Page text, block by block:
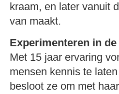
kraam, en later vanuit
van maakt.
Experimenteren in
Met 15 jaar ervaring
mensen kennis te
besloot ze om met